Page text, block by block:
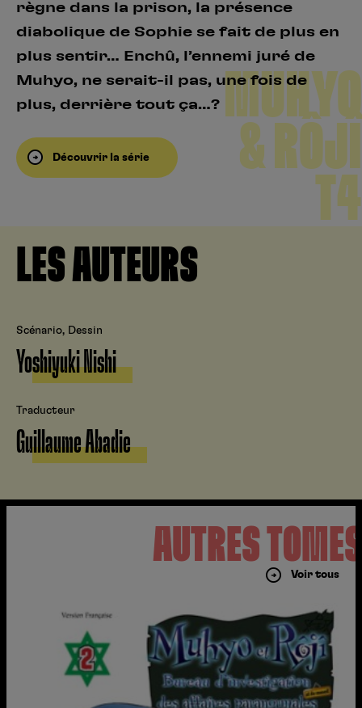
règne dans la prison, la présence
diabolique de Sophie se fait de plus en
plus sentir… Enchû, l’ennemi juré de
Muhyo, ne serait-il pas, une fois de
plus, derrière tout ça…?
Découvrir la série
MUHYO
& RÔJÎ
T4
LES AUTEURS
Scénario, Dessin
Yoshiyuki Nishi
Traducteur
Guillaume Abadie
AUTRES
Voir tous